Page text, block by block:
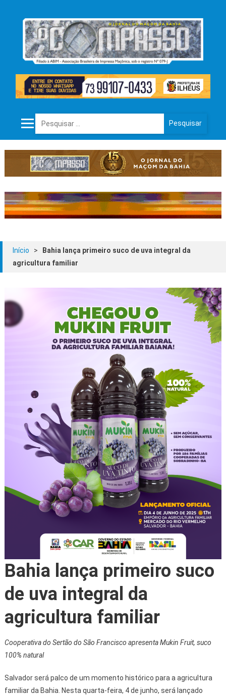
Pesquisar por:
Início >
Bahia lança primeiro suco de uva integral da
agricultura familiar
Bahia lança primeiro suco
de uva integral da
agricultura familiar
Cooperativa do Sertão do São Francisco apresenta Mukin Fruit, suco
100% natural
Salvador será palco de um momento histórico para a agricultura
familiar da Bahia. Nesta quarta-feira, 4 de junho, será lançado